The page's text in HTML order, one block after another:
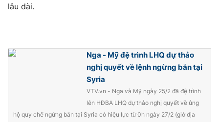
VTV4 Vươn mình bằng AI
English
lâu dài.
Nga - Mỹ đệ trình LHQ dự thảo
nghị quyết về lệnh ngừng bắn tại
Syria
VTV.vn - Nga và Mỹ ngày 25/2 đã đệ trình
lên HĐBA LHQ dự thảo nghị quyết về ủng
hộ quy chế ngừng bắn tại Syria có hiệu lực từ 0h ngày 27/2 (giờ địa